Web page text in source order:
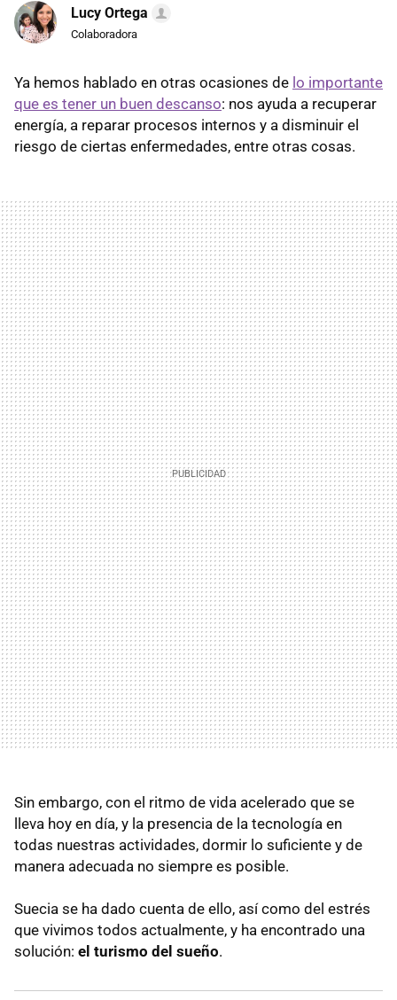
Lucy Ortega
Colaboradora
Ya hemos hablado en otras ocasiones de lo importante
que es tener un buen descanso: nos ayuda a recuperar
energía, a reparar procesos internos y a disminuir el
riesgo de ciertas enfermedades, entre otras cosas.
Sin embargo, con el ritmo de vida acelerado que se
lleva hoy en día, y la presencia de la tecnología en
todas nuestras actividades, dormir lo suficiente y de
manera adecuada no siempre es posible.
Suecia se ha dado cuenta de ello, así como del estrés
que vivimos todos actualmente, y ha encontrado una
solución: el turismo del sueño.